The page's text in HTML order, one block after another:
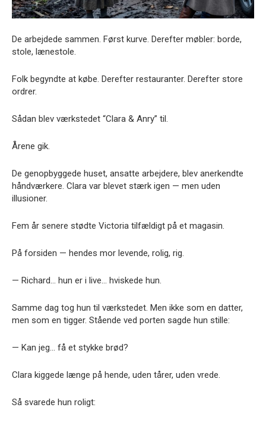
De arbejdede sammen. Først kurve. Derefter møbler: borde,
stole, lænestole.
Folk begyndte at købe. Derefter restauranter. Derefter store
ordrer.
Sådan blev værkstedet “Clara & Anry” til.
Årene gik.
De genopbyggede huset, ansatte arbejdere, blev anerkendte
håndværkere. Clara var blevet stærk igen — men uden
illusioner.
Fem år senere stødte Victoria tilfældigt på et magasin.
På forsiden — hendes mor levende, rolig, rig.
— Richard… hun er i live… hviskede hun.
Samme dag tog hun til værkstedet. Men ikke som en datter,
men som en tigger. Stående ved porten sagde hun stille:
— Kan jeg… få et stykke brød?
Clara kiggede længe på hende, uden tårer, uden vrede.
Så svarede hun roligt: